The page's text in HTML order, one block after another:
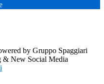
by Gruppo Spaggiari
& New Social Media